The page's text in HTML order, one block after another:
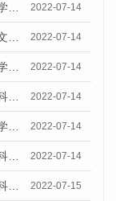
7月12日《湾区财经》报道我院和社会科学文献出版社联合发布的《广州蓝皮书：广州数字经济发展报告（2022）》的媒体文章 2022-07-14
7月12日《大洋网》报道我院和社会科学文献出版社联合发布的《广州蓝皮书：广州数字经济发展报告（2022）》的媒体文章 2022-07-14
7月12日《时代在线》报道我院和社会科学文献出版社联合发布的《广州蓝皮书：广州数字经济发展报告（2022）》的媒体文章 2022-07-14
7月12日《信息时报讯》报道我院和社会科学文献出版社联合发布的《广州蓝皮书：广州数字经济发展报告（2022）》的媒体文章 2022-07-14
7月12日《羊城晚报》报道我院和社会科学文献出版社联合发布的《广州蓝皮书：广州数字经济发展报告（2022）》的媒体文章 2022-07-14
7月13日《中国新闻网》报道我院和社会科学文献出版社联合发布的《广州蓝皮书：广州数字经济发展报告（2022）》的媒体文章 2022-07-14
7月13日《中国发展网》报道我院和社会科学文献出版社联合发布的《广州蓝皮书：广州数字经济发展报告（2022）》的媒体文章 2022-07-15